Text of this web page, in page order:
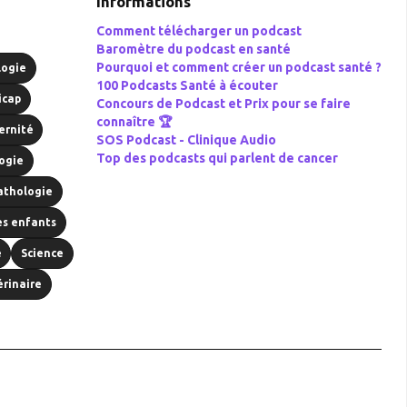
enfants
Science
Comment télécharger un podcast
Baromètre du podcast en santé
Pourquoi et comment créer un podcast santé ?
100 Podcasts Santé à écouter
Concours de Podcast et Prix pour se faire
connaître 🏆
SOS Podcast - Clinique Audio
Top des podcasts qui parlent de cancer